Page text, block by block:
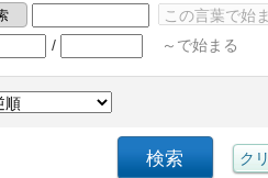
/ ～で始まる